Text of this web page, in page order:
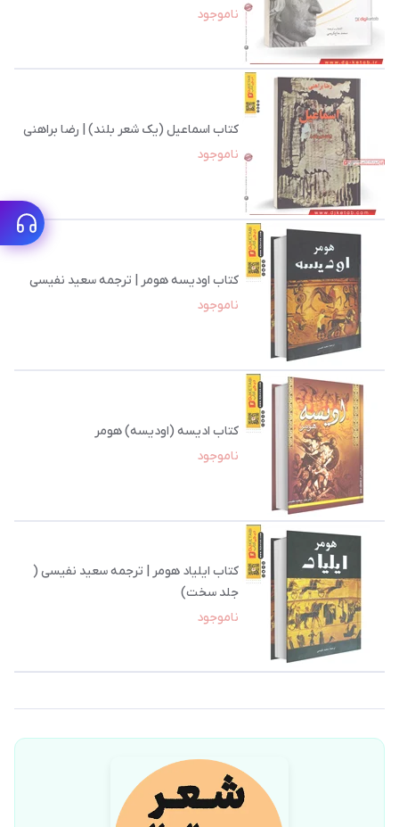
ناموجود
کتاب اسماعیل (یک شعر بلند) | رضا براهنی
ناموجود
کتاب اودیسه هومر | ترجمه سعید نفیسی
ناموجود
کتاب ادیسه (اودیسه) هومر
ناموجود
کتاب ایلیاد هومر | ترجمه سعید نفیسی (
جلد سخت)
ناموجود